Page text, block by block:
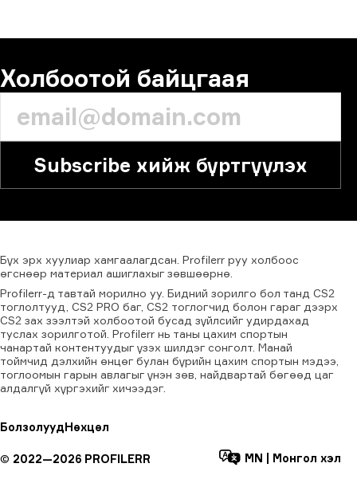
Холбоотой байцгаая
Subscribe хийж бүртгүүлэх
Бүх эрх хуулиар хамгаалагдсан. Profilerr руу холбоос
өгснөөр материал ашиглахыг зөвшөөрнө.
Profilerr-д тавтай морилно уу. Бидний зорилго бол танд CS2
тоглолтууд, CS2 PRO баг, CS2 тоглогчид болон гараг дээрх
CS2 зах зээлтэй холбоотой бусад зүйлсийг удирдахад
туслах зорилготой. Profilerr нь таны цахим спортын
чанартай контентуудыг үзэх шилдэг сонголт. Манай
тоймчид дэлхийн өнцөг булан бүрийн цахим спортын мэдээ,
тоглоомын гарын авлагыг үнэн зөв, найдвартай бөгөөд цаг
алдалгүй хүргэхийг хичээдэг.
БолзолуудНөхцөл
© 2022—2026 PROFILERR MN Монгол хэл